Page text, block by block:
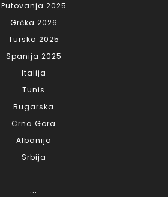
Putovanja 2025
Grčka 2026
Turska 2025
Spanija 2025
Italija
Tunis
Bugarska
Crna Gora
Albanija
Srbija
...